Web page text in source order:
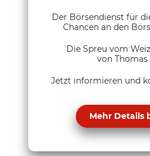
Der Börsendienst für
Chancen an den
Die Spreu vom
von Thomas
Jetzt informieren und
Mehr Details